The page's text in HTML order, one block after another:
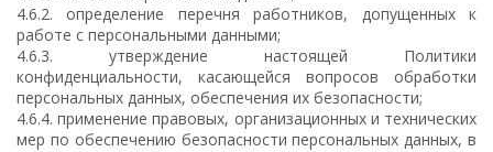
4.6.2. определение перечня работников, допущенных к
работе с персональными данными;
4.6.3. утверждение настоящей Политики
конфиденциальности, касающейся вопросов обработки
персональных данных, обеспечения их безопасности;
4.6.4. применение правовых, организационных и технических
мер по обеспечению безопасности персональных данных, в